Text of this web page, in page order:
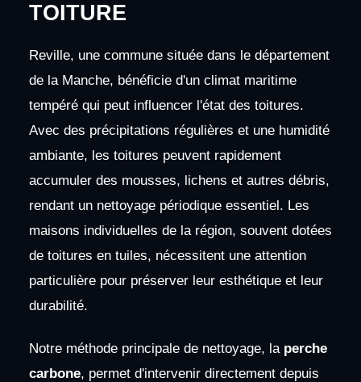
TOITURE
Reville, une commune située dans le département
de la Manche, bénéficie d'un climat maritime
tempéré qui peut influencer l'état des toitures.
Avec des précipitations régulières et une humidité
ambiante, les toitures peuvent rapidement
accumuler des mousses, lichens et autres débris,
rendant un nettoyage périodique essentiel. Les
maisons individuelles de la région, souvent dotées
de toitures en tuiles, nécessitent une attention
particulière pour préserver leur esthétique et leur
durabilité.
Notre méthode principale de nettoyage, la perche
carbone, permet d'intervenir directement depuis